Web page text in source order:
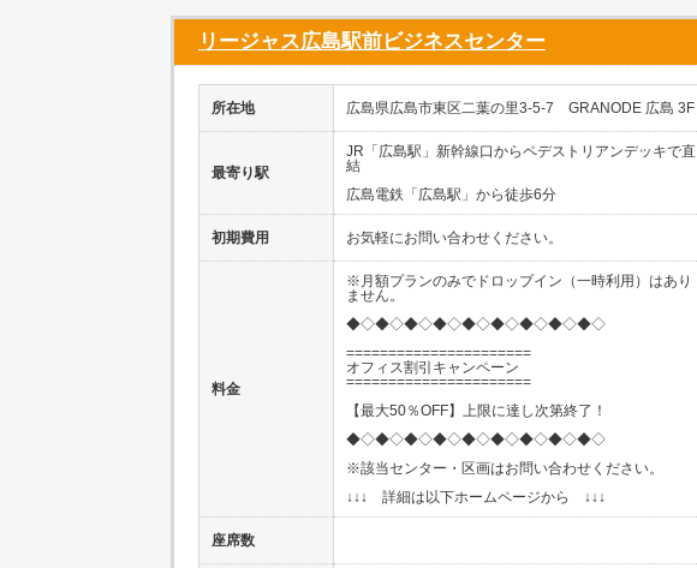
リージャス広島駅前ビジネスセンター
所在地 広島県広島市東区二葉の里3-5-7 GRANODE 広島 3F
最寄り駅
JR「広島駅」新幹線口からペデストリアンデッキで直
結
広島電鉄「広島駅」から徒歩6分
初期費用 お気軽にお問い合わせください。
料金
※月額プランのみでドロップイン（一時利用）はあり
ません。
◆◇◆◇◆◇◆◇◆◇◆◇◆◇◆◇◆◇
======================
オフィス割引キャンペーン
======================
【最大50％OFF】上限に達し次第終了！
◆◇◆◇◆◇◆◇◆◇◆◇◆◇◆◇◆◇
※該当センター・区画はお問い合わせください。
↓↓↓ 詳細は以下ホームページから ↓↓↓
座席数